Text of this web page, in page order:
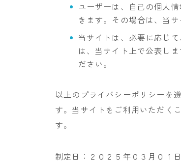
ユーザーは、自己の個人
きます。その場合は、当
当サイトは、必要に応じ
は、当サイト上で公表し
ださい。
以上のプライバシーポリシーを
す。当サイトをご利用いただく
す。
制定日：２０２５年０３月０１日